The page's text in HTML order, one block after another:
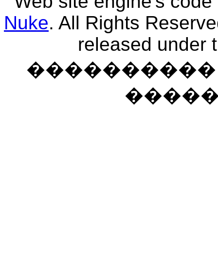
Nuke. All Rights
released under
����������